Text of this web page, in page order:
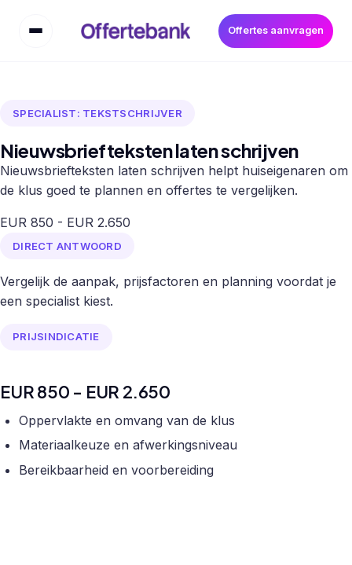
Offertes aanvragen
SPECIALIST: TEKSTSCHRIJVER
Nieuwsbriefteksten laten schrijven
Nieuwsbriefteksten laten schrijven helpt huiseigenaren om
de klus goed te plannen en offertes te vergelijken.
EUR 850 - EUR 2.650
DIRECT ANTWOORD
Vergelijk de aanpak, prijsfactoren en planning voordat je
een specialist kiest.
PRIJSINDICATIE
EUR 850 - EUR 2.650
Oppervlakte en omvang van de klus
Materiaalkeuze en afwerkingsniveau
Bereikbaarheid en voorbereiding